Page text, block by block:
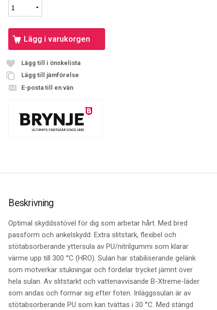
Lägg i varukorgen
Lägg till i önskelista
Lägg till jämförelse
E-posta till en vän
Beskrivning
Optimal skyddsstövel för dig som arbetar hårt. Med bred
passform och ankelskydd. Extra slitstark, flexibel och
stötabsorberande yttersula av PU/nitrilgummi som klarar
värme upp till 300 °C (HRO). Sulan har stabiliserande gelänk
som motverkar stukningar och fördelar trycket jämnt över
hela sulan. Av slitstarkt och vattenavvisande B-Xtreme-läder
som andas och formar sig efter foten. Inläggssulan är av
stötabsorberande PU som kan tvättas i 30 °C. Med stängd